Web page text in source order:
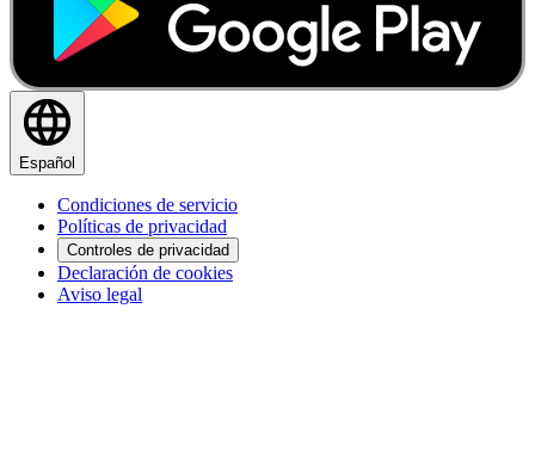
Español
Condiciones de servicio
Políticas de privacidad
Controles de privacidad
Declaración de cookies
Aviso legal